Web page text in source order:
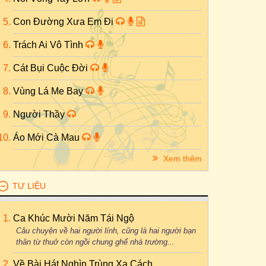
Con Đường Xưa Em Đi
Trách Ai Vô Tình
Cát Bụi Cuộc Đời
Vùng Lá Me Bay
Người Thầy
Áo Mới Cà Mau
Xem thêm
TƯ LIỆU
Ca Khúc Mười Năm Tái Ngộ
Câu chuyện về hai người lính, cũng là hai người bạn
thân từ thuở còn ngồi chung ghế nhà trường...
Về Bài Hát Nghìn Trùng Xa Cách